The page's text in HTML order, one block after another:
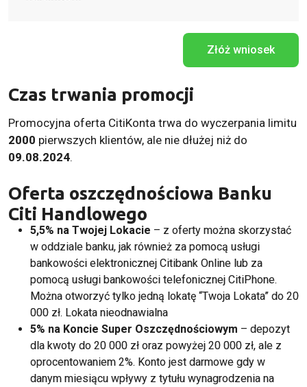
Złóż wniosek
Czas trwania promocji
Promocyjna oferta CitiKonta trwa do wyczerpania limitu
2000 pierwszych klientów, ale nie dłużej niż do
09.08.2024.
Oferta oszczędnościowa Banku
Citi Handlowego
5,5% na Twojej Lokacie – z oferty można skorzystać
w oddziale banku, jak również za pomocą usługi
bankowości elektronicznej Citibank Online lub za
pomocą usługi bankowości telefonicznej CitiPhone.
Można otworzyć tylko jedną lokatę “Twoja Lokata” do 20
000 zł. Lokata nieodnawialna
5% na Koncie Super Oszczędnościowym – depozyt
dla kwoty do 20 000 zł oraz powyżej 20 000 zł, ale z
oprocentowaniem 2%. Konto jest darmowe gdy w
danym miesiącu wpływy z tytułu wynagrodzenia na